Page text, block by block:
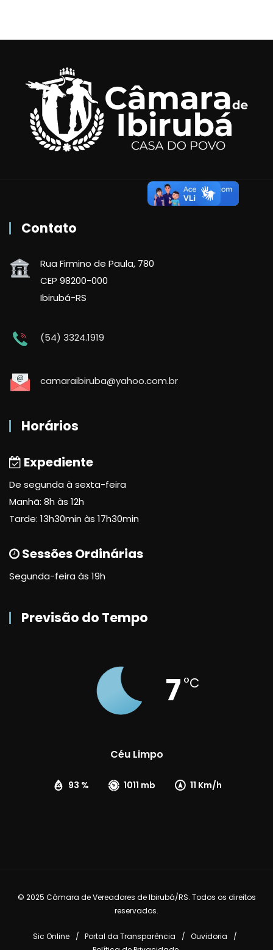
Contato
Rua Firmino de Paula, 780
CEP 98200-000
Ibirubá-RS
(54) 3324.1919
camaraibiruba@yahoo.com.br
Horários
Expediente
De segunda à sexta-feira
Manhã: 8h às 12h
Tarde: 13h30min às 17h30min
Sessões Ordinárias
Segunda-feira às 19h
Previsão do Tempo
7 °C
Céu Limpo
93 % 1011 mb 11 Km/h
© 2025 Câmara de Vereadores de Ibirubá/RS. Todos os direitos
reservados.
Sic Online Portal da Transparência
Ouvidoria